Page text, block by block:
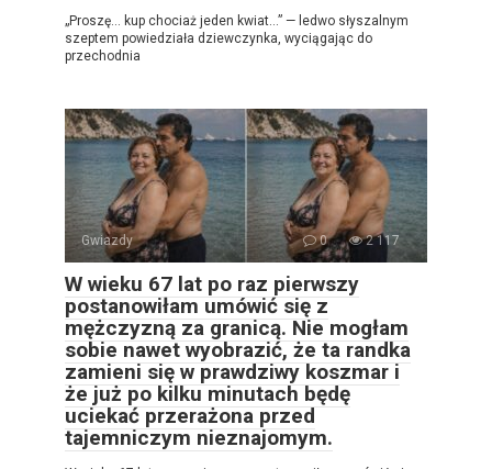
„Proszę… kup chociaż jeden kwiat…” — ledwo słyszalnym
szeptem powiedziała dziewczynka, wyciągając do
przechodnia
Gwiazdy 0 2 117
W wieku 67 lat po raz pierwszy
postanowiłam umówić się z
mężczyzną za granicą. Nie mogłam
sobie nawet wyobrazić, że ta randka
zamieni się w prawdziwy koszmar i
że już po kilku minutach będę
uciekać przerażona przed
tajemniczym nieznajomym.